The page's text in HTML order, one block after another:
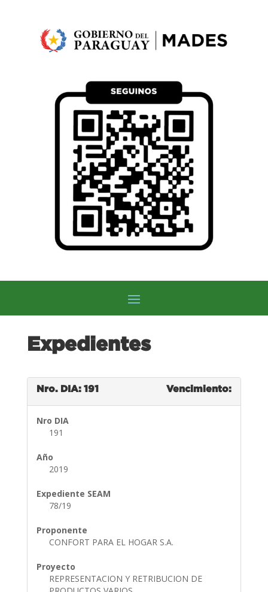
Expedientes
Nro. DIA: 191 Vencimiento:
Nro DIA
191
Año
2019
Expediente SEAM
78/19
Proponente
CONFORT PARA EL HOGAR S.A.
Proyecto
REPRESENTACION Y RETRIBUCION DE